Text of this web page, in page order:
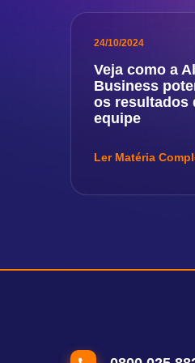
24/10/2024
Veja como a
Business
os resultados
equipe
Ler Matéria